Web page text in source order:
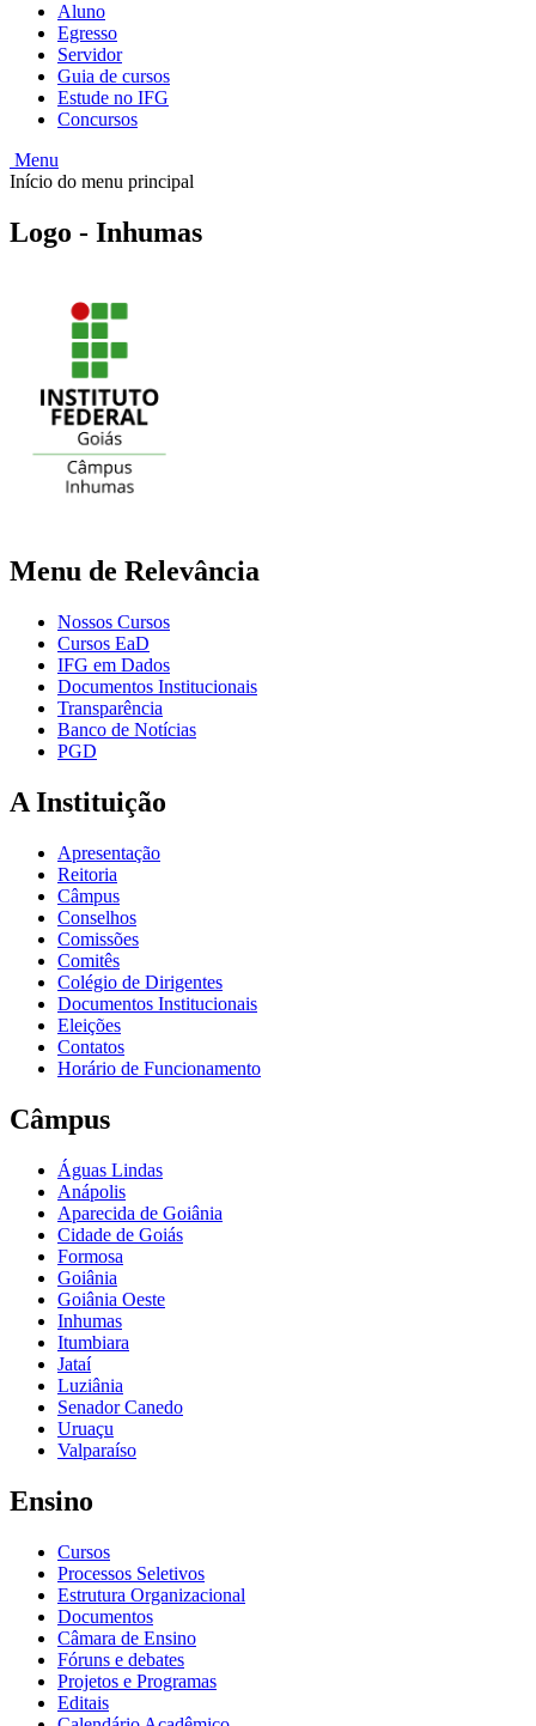
Aluno
Egresso
Servidor
Guia de cursos
Estude no IFG
Concursos
Menu
Início do menu principal
Logo - Inhumas
Menu de Relevância
Nossos Cursos
Cursos EaD
IFG em Dados
Documentos Institucionais
Transparência
Banco de Notícias
PGD
A Instituição
Apresentação
Reitoria
Câmpus
Conselhos
Comissões
Comitês
Colégio de Dirigentes
Documentos Institucionais
Eleições
Contatos
Horário de Funcionamento
Câmpus
Águas Lindas
Anápolis
Aparecida de Goiânia
Cidade de Goiás
Formosa
Goiânia
Goiânia Oeste
Inhumas
Itumbiara
Jataí
Luziânia
Senador Canedo
Uruaçu
Valparaíso
Ensino
Cursos
Processos Seletivos
Estrutura Organizacional
Documentos
Câmara de Ensino
Fóruns e debates
Projetos e Programas
Editais